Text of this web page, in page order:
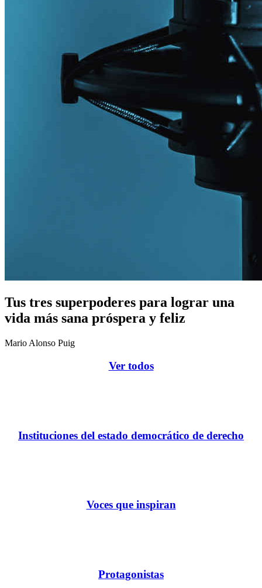
Tus tres superpoderes para lograr una
vida más sana próspera y feliz
Mario Alonso Puig
Ver todos
Instituciones del estado democrático de derecho
Voces que inspiran
Protagonistas